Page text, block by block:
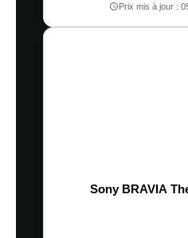
Prix mis à jour :
Sony BRAVIA